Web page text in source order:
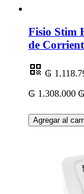
Fisio Stim
de
₲
₲ 1.308.000
Agregar al